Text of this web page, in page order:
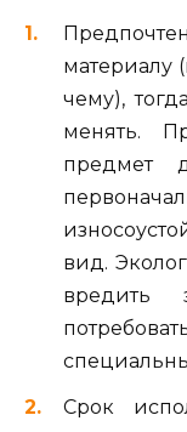
материалу
чему),
менять.
предмет
вид.
вредить
Срок